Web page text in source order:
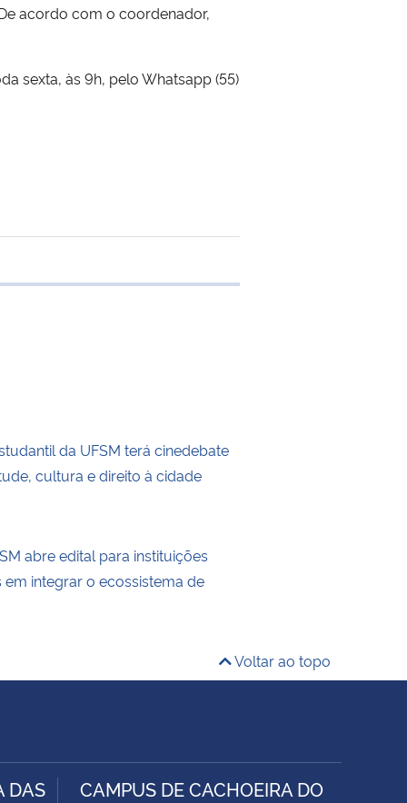
acordo com o coordenador,
sexta, às 9h, pelo Whatsapp (55)
da UFSM terá cinedebate
cultura e direito à cidade
abre edital para instituições
em integrar o ecossistema de
Voltar ao topo
DAS
CAMPUS DE CACHOEIRA DO